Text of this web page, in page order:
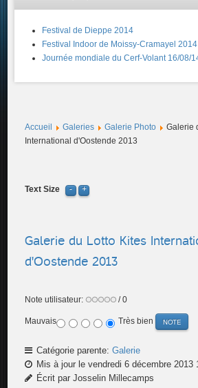
Festival de Dieppe 2014
Festival Indoor de Moissy-Cramayel 2014
Journée mondiale du Cerf-Volant 16/08/
Accueil Galeries Galerie Photo
Galerie
International d'Oostende 2013
Text Size
Galerie du Lotto Kites
d'Oostende 2013
Note utilisateur: / 0
Mauvais Très bien
Catégorie parente:Galerie
Mis à jour le vendredi 6 décembre 2013
Écrit par Josselin Millecamps